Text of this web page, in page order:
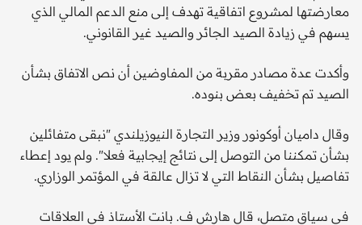
معارضتها لمشروع اتفاقية تهدف إلى منع الدعم المالي الذي
يسهم في زيادة الصيد الجائر والصيد غير القانوني.
وأكدت عدة مصادر مقربة من المفاوضين أن نص الاتفاق بشأن
الصيد تم تخفيف بعض بنوده.
وقال داميان أوكونور وزير التجارة النيوزيلندي "نبقى متفائلين
بشأن تمكننا من التوصل إلى نتائج إيجابية فعلا". ولم يود إعطاء
تفاصيل بشأن النقاط التي لا تزال عالقة في المؤتمر الوزاري.
في سياق متصل، قال هارش ف. بانت الأستاذ في العلاقات